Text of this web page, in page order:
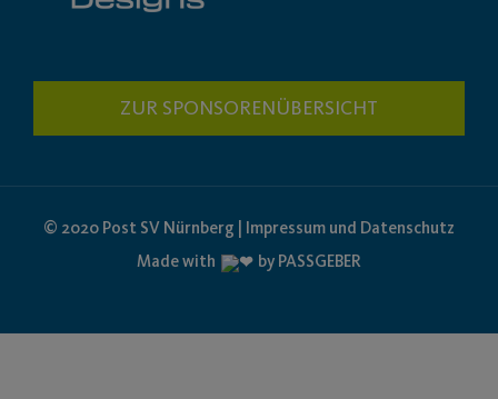
ZUR SPONSORENÜBERSICHT
© 2020 Post SV Nürnberg | Impressum und Datenschutz
Made with
by PASSGEBER